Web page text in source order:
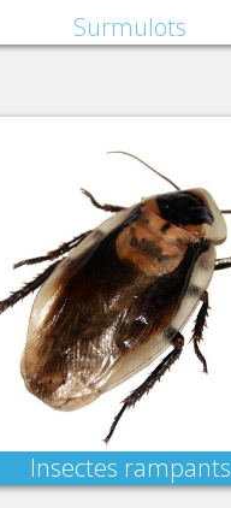
Surmulots
Insectes rampants